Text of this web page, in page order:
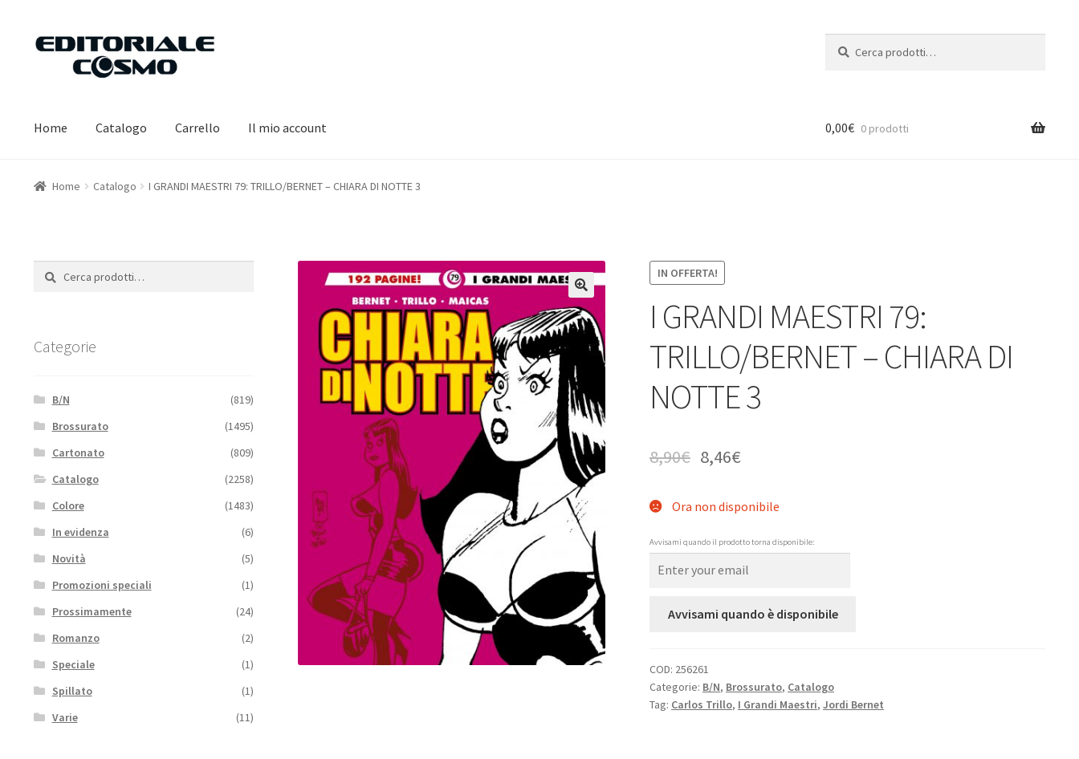
Vai
navigazione
Vai
Home Catalogo Carrello Il mio account 0,00€ 0 prodotti
Home Catalogo I GRANDI MAESTRI 79: TRILLO/BERNET – CHIARA DI NOTTE 3
IN OFFERTA!
I GRANDI MAESTRI 79:
TRILLO/BERNET – CHIARA DI
NOTTE 3
8,90€ 8,46€
Ora non disponibile
Avvisami quando il prodotto torna disponibile:
Avvisami quando è disponibile
COD: 256261
Categorie: B/N, Brossurato, Catalogo
Tag: Carlos Trillo, I Grandi Maestri, Jordi Bernet
Cerca:
Cerca
Categorie
B/N
(819)
Brossurato
(1495)
Cartonato
(809)
Catalogo
(2258)
Colore
(1483)
In evidenza
(6)
Novità
(5)
Promozioni speciali
(1)
Prossimamente
(24)
Romanzo
(2)
Speciale
(1)
Spillato
(1)
Varie
(11)